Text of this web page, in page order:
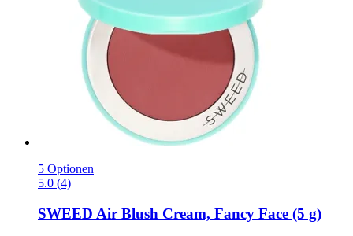
5 Optionen
5.0 (4)
SWEED Air Blush Cream, Fancy Face (5 g)